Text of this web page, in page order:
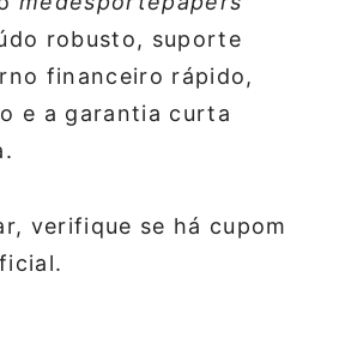
robusto, suporte
financeiro rápido,
e a garantia curta
verifique se há cupom